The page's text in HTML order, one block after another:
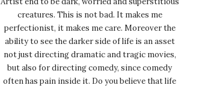
creatures. This is not bad. It makes me
perfectionist, it makes me care. Moreover the
ability to see the darker side of life is an asset
not just directing dramatic and tragic movies,
but also for directing comedy, since comedy
often has pain inside it. Do you believe that life